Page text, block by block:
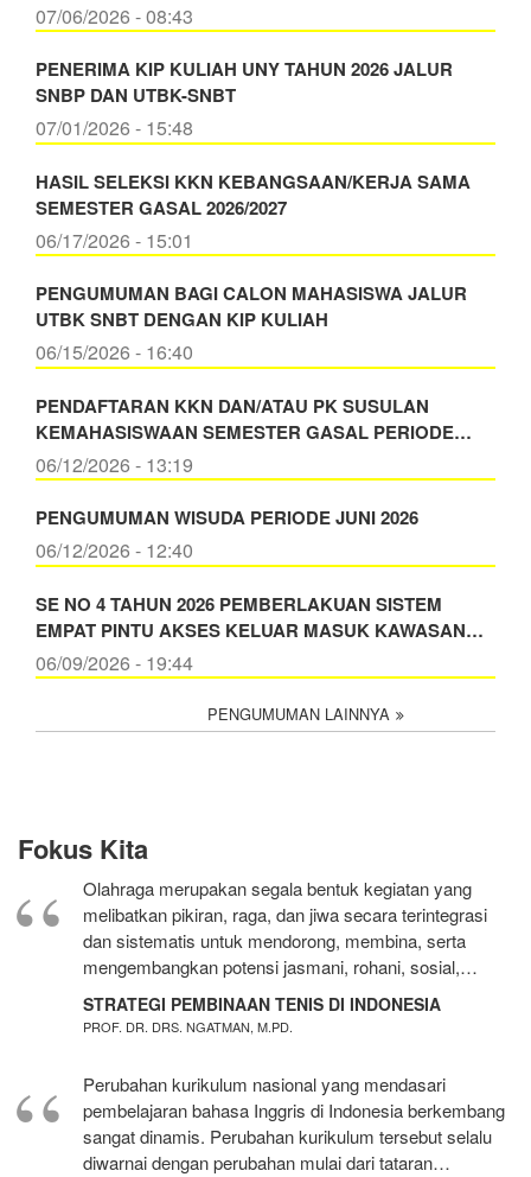
07/06/2026 - 08:43
PENERIMA KIP KULIAH UNY TAHUN 2026 JALUR
SNBP DAN UTBK-SNBT
07/01/2026 - 15:48
HASIL SELEKSI KKN KEBANGSAAN/KERJA SAMA
SEMESTER GASAL 2026/2027
06/17/2026 - 15:01
PENGUMUMAN BAGI CALON MAHASISWA JALUR
UTBK SNBT DENGAN KIP KULIAH
06/15/2026 - 16:40
PENDAFTARAN KKN DAN/ATAU PK SUSULAN
KEMAHASISWAAN SEMESTER GASAL PERIODE…
06/12/2026 - 13:19
PENGUMUMAN WISUDA PERIODE JUNI 2026
06/12/2026 - 12:40
SE NO 4 TAHUN 2026 PEMBERLAKUAN SISTEM
EMPAT PINTU AKSES KELUAR MASUK KAWASAN…
06/09/2026 - 19:44
PENGUMUMAN LAINNYA
Fokus Kita
Olahraga merupakan segala bentuk kegiatan yang
melibatkan pikiran, raga, dan jiwa secara terintegrasi
dan sistematis untuk mendorong, membina, serta
mengembangkan potensi jasmani, rohani, sosial,…
STRATEGI PEMBINAAN TENIS DI INDONESIA
PROF. DR. DRS. NGATMAN, M.PD.
Perubahan kurikulum nasional yang mendasari
pembelajaran bahasa Inggris di Indonesia berkembang
sangat dinamis. Perubahan kurikulum tersebut selalu
diwarnai dengan perubahan mulai dari tataran…